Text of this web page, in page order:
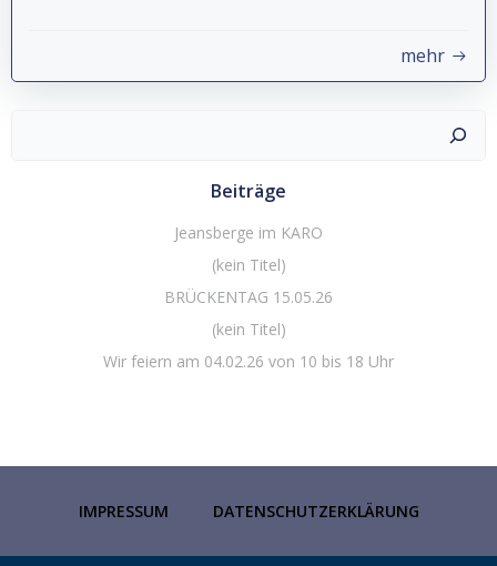
mehr
Beiträge
Jeansberge im KARO
(kein Titel)
BRÜCKENTAG 15.05.26
(kein Titel)
Wir feiern am 04.02.26 von 10 bis 18 Uhr
IMPRESSUM DATENSCHUTZERKLÄRUNG